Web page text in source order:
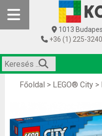
1013
+36 (1) 225-3240
Főoldal > LEGO® City >